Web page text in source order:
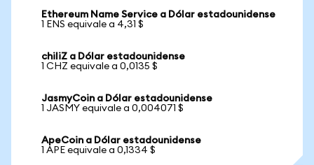
Ethereum Name Service a Dólar estadounidense
1 ENS equivale a 4,31 $
chiliZ a Dólar estadounidense
1 CHZ equivale a 0,0135 $
JasmyCoin a Dólar estadounidense
1 JASMY equivale a 0,004071 $
ApeCoin a Dólar estadounidense
1 APE equivale a 0,1334 $